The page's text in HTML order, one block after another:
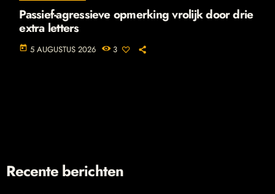
Passief-agressieve opmerking vrolijk door drie
extra letters
today 5 AUGUSTUS 2026 3
Recente berichten